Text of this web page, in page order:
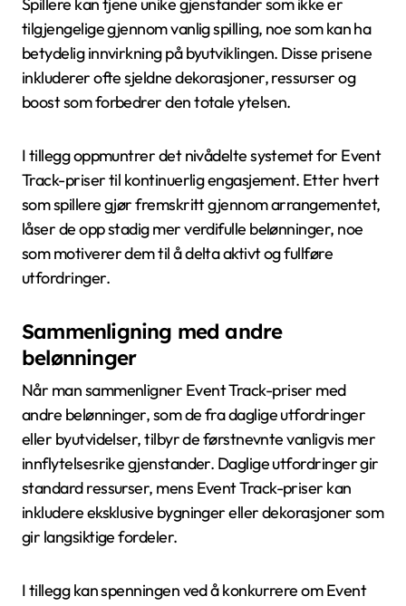
Spillere kan tjene unike gjenstander som ikke er
tilgjengelige gjennom vanlig spilling, noe som kan ha
betydelig innvirkning på byutviklingen. Disse prisene
inkluderer ofte sjeldne dekorasjoner, ressurser og
boost som forbedrer den totale ytelsen.
I tillegg oppmuntrer det nivådelte systemet for Event
Track-priser til kontinuerlig engasjement. Etter hvert
som spillere gjør fremskritt gjennom arrangementet,
låser de opp stadig mer verdifulle belønninger, noe
som motiverer dem til å delta aktivt og fullføre
utfordringer.
Sammenligning med andre
belønninger
Når man sammenligner Event Track-priser med
andre belønninger, som de fra daglige utfordringer
eller byutvidelser, tilbyr de førstnevnte vanligvis mer
innflytelsesrike gjenstander. Daglige utfordringer gir
standard ressurser, mens Event Track-priser kan
inkludere eksklusive bygninger eller dekorasjoner som
gir langsiktige fordeler.
I tillegg kan spenningen ved å konkurrere om Event